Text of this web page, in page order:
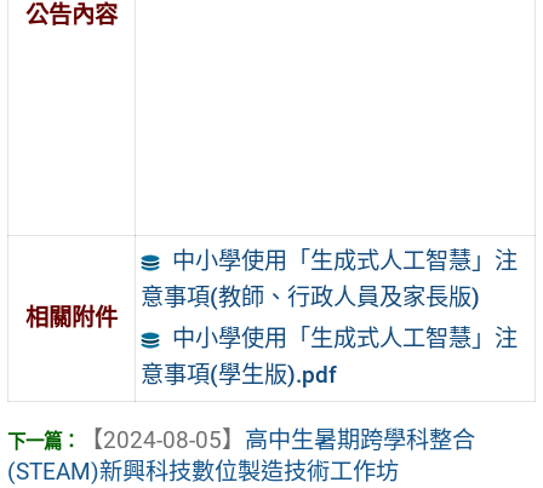
公告內容
相關附件
中小學使用「生成式人工智慧」注
意事項(教師、行政人員及家長版)
中小學使用「生成式人工智慧」注
意事項(學生版).pdf
【2024-08-05】 高中生暑期跨學科整合
(STEAM)新興科技數位製造技術工作坊